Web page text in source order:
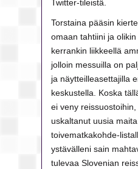
Twitter-tileistä.
Torstaina pääsin
omaan tahtiini ja
kerrankin liikkeellä
jolloin messuilla on
ja näytteilleasettajilla
keskustella. Koska
ei veny
uskaltanut uusia
toivematkakohde-
ystävälleni sain
tulevaa Slovenian